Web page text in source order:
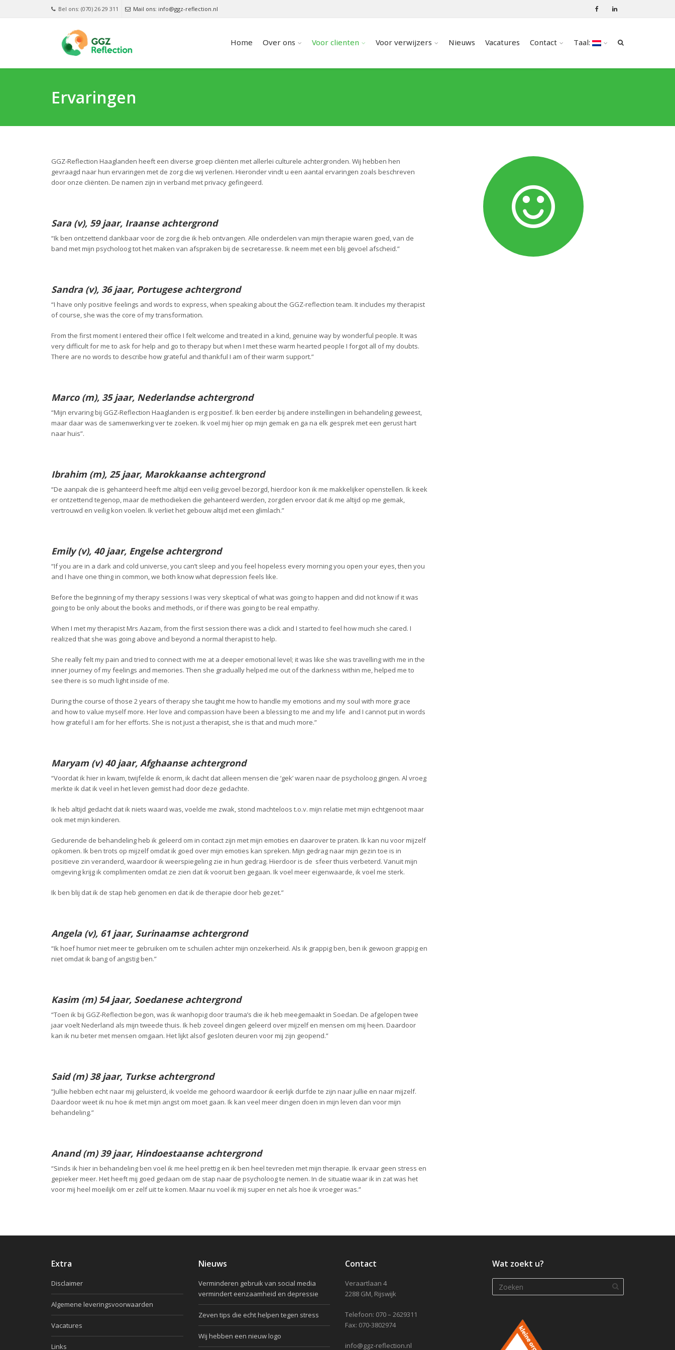
Bel ons: (070) 26 29 311 Mail ons: info@ggz-reflection.nl
Home Over ons Voor clienten Voor verwijzers Nieuws Vacatures Contact Taal:
Ervaringen
GGZ-Reflection Haaglanden heeft een diverse groep cliënten met allerlei culturele achtergronden. Wij hebben hen
gevraagd naar hun ervaringen met de zorg die wij verlenen. Hieronder vindt u een aantal ervaringen zoals beschreven
door onze cliënten. De namen zijn in verband met privacy gefingeerd.
Sara (v), 59 jaar, Iraanse achtergrond
“Ik ben ontzettend dankbaar voor de zorg die ik heb ontvangen. Alle onderdelen van mijn therapie waren goed, van de
band met mijn psycholoog tot het maken van afspraken bij de secretaresse. Ik neem met een blij gevoel afscheid.”
Sandra (v), 36 jaar, Portugese achtergrond
“I have only positive feelings and words to express, when speaking about the GGZ-reflection team. It includes my therapist
of course, she was the core of my transformation.
From the first moment I entered their office I felt welcome and treated in a kind, genuine way by wonderful people. It was
very difficult for me to ask for help and go to therapy but when I met these warm hearted people I forgot all of my doubts.
There are no words to describe how grateful and thankful I am of their warm support.”
Marco (m), 35 jaar, Nederlandse achtergrond
“Mijn ervaring bij GGZ-Reflection Haaglanden is erg positief. Ik ben eerder bij andere instellingen in behandeling geweest,
maar daar was de samenwerking ver te zoeken. Ik voel mij hier op mijn gemak en ga na elk gesprek met een gerust hart
naar huis”.
Ibrahim (m), 25 jaar, Marokkaanse achtergrond
“De aanpak die is gehanteerd heeft me altijd een veilig gevoel bezorgd, hierdoor kon ik me makkelijker openstellen. Ik keek
er ontzettend tegenop, maar de methodieken die gehanteerd werden, zorgden ervoor dat ik me altijd op me gemak,
vertrouwd en veilig kon voelen. Ik verliet het gebouw altijd met een glimlach.”
Emily (v), 40 jaar, Engelse achtergrond
“If you are in a dark and cold universe, you can’t sleep and you feel hopeless every morning you open your eyes, then you
and I have one thing in common, we both know what depression feels like.
Before the beginning of my therapy sessions I was very skeptical of what was going to happen and did not know if it was
going to be only about the books and methods, or if there was going to be real empathy.
When I met my therapist Mrs Aazam, from the first session there was a click and I started to feel how much she cared. I
realized that she was going above and beyond a normal therapist to help.
She really felt my pain and tried to connect with me at a deeper emotional level; it was like she was travelling with me in the
inner journey of my feelings and memories. Then she gradually helped me out of the darkness within me, helped me to
see there is so much light inside of me.
During the course of those 2 years of therapy she taught me how to handle my emotions and my soul with more grace
and how to value myself more. Her love and compassion have been a blessing to me and my life and I cannot put in words
how grateful I am for her efforts. She is not just a therapist, she is that and much more.”
Maryam (v) 40 jaar, Afghaanse achtergrond
“Voordat ik hier in kwam, twijfelde ik enorm, ik dacht dat alleen mensen die ‘gek’ waren naar de psycholoog gingen. Al vroeg
merkte ik dat ik veel in het leven gemist had door deze gedachte.
Ik heb altijd gedacht dat ik niets waard was, voelde me zwak, stond machteloos t.o.v. mijn relatie met mijn echtgenoot maar
ook met mijn kinderen.
Gedurende de behandeling heb ik geleerd om in contact zijn met mijn emoties en daarover te praten. Ik kan nu voor mijzelf
opkomen. Ik ben trots op mijzelf omdat ik goed over mijn emoties kan spreken. Mijn gedrag naar mijn gezin toe is in
positieve zin veranderd, waardoor ik weerspiegeling zie in hun gedrag. Hierdoor is de sfeer thuis verbeterd. Vanuit mijn
omgeving krijg ik complimenten omdat ze zien dat ik vooruit ben gegaan. Ik voel meer eigenwaarde, ik voel me sterk.
Ik ben blij dat ik de stap heb genomen en dat ik de therapie door heb gezet.”
Angela (v), 61 jaar, Surinaamse achtergrond
“Ik hoef humor niet meer te gebruiken om te schuilen achter mijn onzekerheid. Als ik grappig ben, ben ik gewoon grappig en
niet omdat ik bang of angstig ben.”
Kasim (m) 54 jaar, Soedanese achtergrond
“Toen ik bij GGZ-Reflection begon, was ik wanhopig door trauma’s die ik heb meegemaakt in Soedan. De afgelopen twee
jaar voelt Nederland als mijn tweede thuis. Ik heb zoveel dingen geleerd over mijzelf en mensen om mij heen. Daardoor
kan ik nu beter met mensen omgaan. Het lijkt alsof gesloten deuren voor mij zijn geopend.”
Said (m) 38 jaar, Turkse achtergrond
“Jullie hebben echt naar mij geluisterd, ik voelde me gehoord waardoor ik eerlijk durfde te zijn naar jullie en naar mijzelf.
Daardoor weet ik nu hoe ik met mijn angst om moet gaan. Ik kan veel meer dingen doen in mijn leven dan voor mijn
behandeling.”
Anand (m) 39 jaar, Hindoestaanse achtergrond
“Sinds ik hier in behandeling ben voel ik me heel prettig en ik ben heel tevreden met mijn therapie. Ik ervaar geen stress en
gepieker meer. Het heeft mij goed gedaan om de stap naar de psycholoog te nemen. In de situatie waar ik in zat was het
voor mij heel moeilijk om er zelf uit te komen. Maar nu voel ik mij super en net als hoe ik vroeger was.”
Extra
Disclaimer
Algemene leveringsvoorwaarden
Vacatures
Links
Nieuws
Verminderen gebruik van social media
vermindert eenzaamheid en depressie
Zeven tips die echt helpen tegen stress
Wij hebben een nieuw logo
Contact
Veraartlaan 4
2288 GM, Rijswijk
Telefoon: 070 – 2629311
Fax: 070-3802974
info@ggz-reflection.nl
Wat zoekt u?